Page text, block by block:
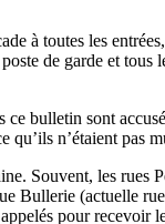
à toutes les
de garde et tous
bulletin sont
qu’ils n’étaient pas
Souvent, les rues
Bullerie (actuelle
pour